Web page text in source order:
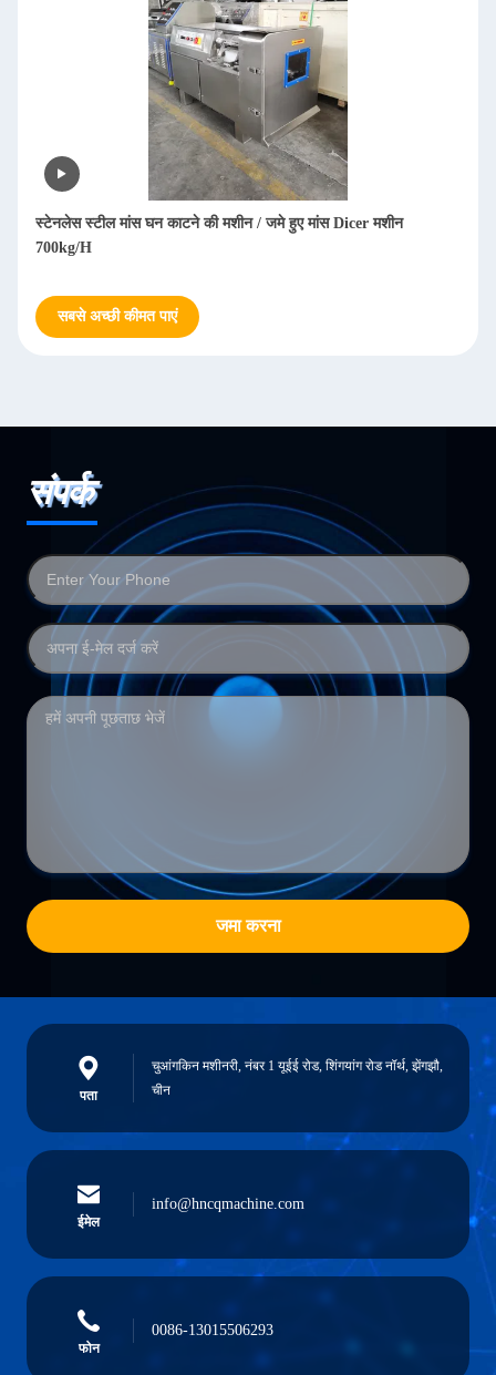
मांस घन काटने की मशीन / जमे हुए मांस Dicer मशीन
कीमत पाएं
वाणिज्यिक जमे
संपर्क
जमा करना
पता
चुआंगकिन मशीनरी, नंबर 1 यूईई रोड, शिंगयांग रोड नॉर्थ, झेंगझौ,
चीन
ईमेल
info@hncqmachine.com
फोन
0086-13015506293